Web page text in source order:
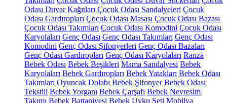
Odası Duvar Kağıtları Çocuk Odası Sandalyeleri Çocuk
Odası Gardıropları Çocuk Odası Masası Çocuk Odası Bazası
Çocuk Odası Takımları Çocuk Odası Komodini Çocuk Odası
Karyolaları Genç Odası Genç Odası Takımları Genç Odası
Komodini Genç Odası Şifonyerleri Genç Odası Bazaları
Genç Odası Gardıropları Genç Odası Karyolaları Ranza
Bebek Odası Bebek Beşikleri Mama Sandalyesi Bebek
Karyolaları Bebek Gardıropları Bebek Yatakları Bebek Odası
Takımları Oyuncak Dolabı Bebek Şifonyer Bebek Odası
Tekstili Bebek Yorganı Bebek Çarşafı Bebek Nevresim
Takımı Bebek Battaniyesi Bebek Uyku Seti Mobilya